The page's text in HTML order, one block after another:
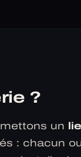
?
un
: chacun